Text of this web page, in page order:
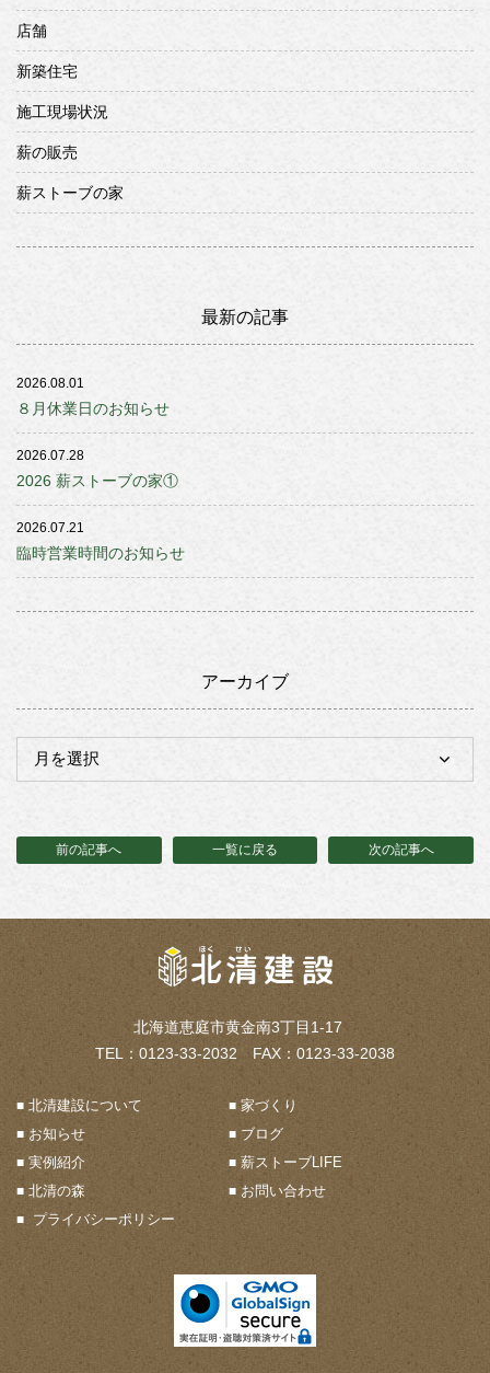
店舗
新築住宅
施工現場状況
薪の販売
薪ストーブの家
最新の記事
2026.08.01
８月休業日のお知らせ
2026.07.28
2026 薪ストーブの家①
2026.07.21
臨時営業時間のお知らせ
アーカイブ
前の記事へ 一覧に戻る 次の記事へ
北海道恵庭市黄金南3丁目1-17
TEL：0123-33-2032 FAX：0123-33-2038
北清建設について
家づくり
お知らせ
ブログ
実例紹介
薪ストーブLIFE
北清の森
お問い合わせ
プライバシーポリシー